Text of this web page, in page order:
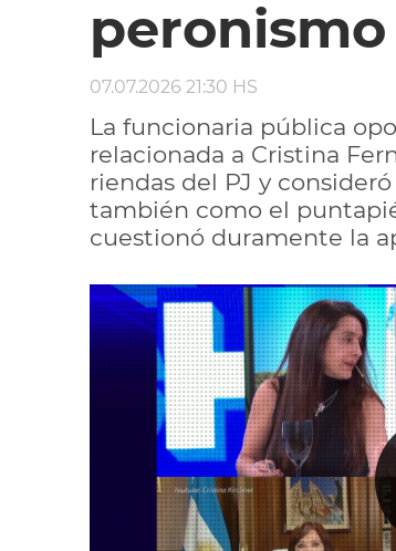
peronismo
07.07.2026 21:30 HS
La funcionaria pública
relacionada a Cristina
riendas del PJ y
también como el
cuestionó duramente la